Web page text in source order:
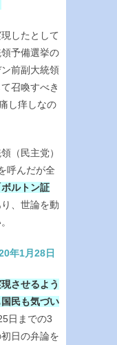
したとして
予備選挙の
前副大統領
召喚すべき
し痒しなの
（民主党）
呼んだが全
ボルトン証
、世論を動
年1月28日
させるよう
民も気づい
日までの3
日の弁論を